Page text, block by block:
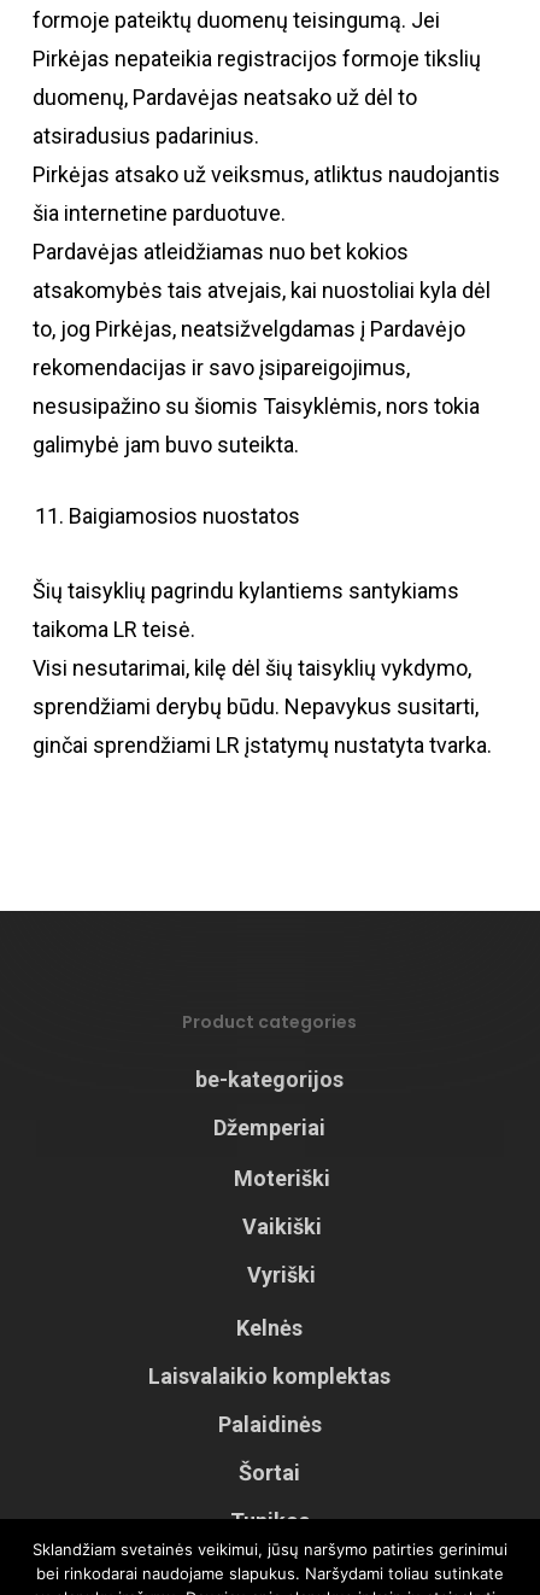
formoje pateiktų duomenų teisingumą. Jei
Pirkėjas nepateikia registracijos formoje tikslių
duomenų, Pardavėjas neatsako už dėl to
atsiradusius padarinius.
Pirkėjas atsako už veiksmus, atliktus naudojantis
šia internetine parduotuve.
Pardavėjas atleidžiamas nuo bet kokios
atsakomybės tais atvejais, kai nuostoliai kyla dėl
to, jog Pirkėjas, neatsižvelgdamas į Pardavėjo
rekomendacijas ir savo įsipareigojimus,
nesusipažino su šiomis Taisyklėmis, nors tokia
galimybė jam buvo suteikta.
Baigiamosios nuostatos
Šių taisyklių pagrindu kylantiems santykiams
taikoma LR teisė.
Visi nesutarimai, kilę dėl šių taisyklių vykdymo,
sprendžiami derybų būdu. Nepavykus susitarti,
ginčai sprendžiami LR įstatymų nustatyta tvarka.
Product categories
be-kategorijos
Džemperiai
Moteriški
Vaikiški
Vyriški
Kelnės
Laisvalaikio komplektas
Palaidinės
Šortai
Tunikos
Vaikiškos kelnės
Sklandžiam svetainės veikimui, jūsų naršymo patirties gerinimui
bei rinkodarai naudojame slapukus. Naršydami toliau sutinkate